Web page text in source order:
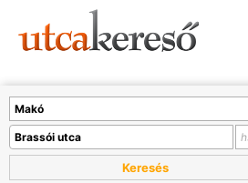
Keresés
A térképet kicsinyíteni kell, hogy
Boltok látszódjanak >>